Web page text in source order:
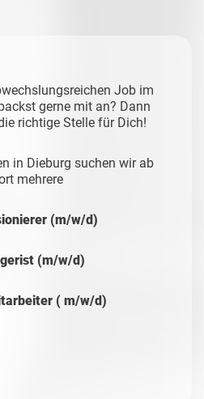
Job im
gerne mit an? Dann
richtige Stelle für Dich!
in Dieburg suchen wir ab
mehrere
(m/w/d)
(m/w/d)
( m/w/d)